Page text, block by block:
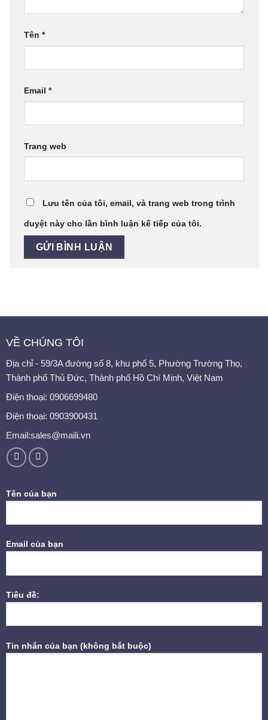
Tên *
Email *
Trang web
Lưu tên của tôi, email, và trang web trong trình
duyệt này cho lần bình luận kế tiếp của tôi.
VỀ CHÚNG TÔI
Địa chỉ - 59/3A đường số 8, khu phố 5, Phường Trường Thọ,
Thành phố Thủ Đức, Thành phố Hồ Chí Minh, Việt Nam
Điện thoại: 0906699480
Điện thoại: 0903900431
Email:sales@maili.vn
Tên của bạn
Email của bạn
Tiêu đề:
Tin nhắn của bạn (không bắt buộc)